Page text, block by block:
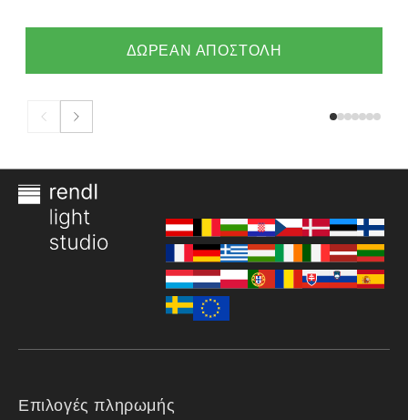
ΔΩΡΕΑΝ ΑΠΟΣΤΟΛΗ
Επιλογές πληρωμής